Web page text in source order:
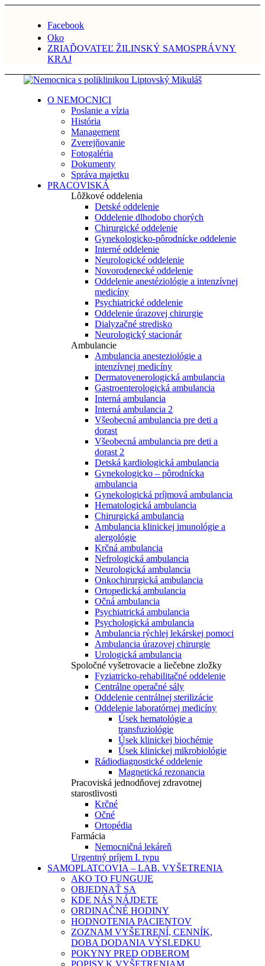
Facebook
Oko
ZRIAĎOVATEĽ ŽILINSKÝ SAMOSPRÁVNY
KRAJ
O NEMOCNICI
Poslanie a vízia
História
Management
Zverejňovanie
Fotogaléria
Dokumenty
Správa majetku
PRACOVISKÁ
Lôžkové oddelenia
Detské oddelenie
Oddelenie dlhodobo chorých
Chirurgické oddelenie
Gynekologicko-pôrodnícke oddelenie
Interné oddelenie
Neurologické oddelenie
Novorodenecké oddelenie
Oddelenie anestéziológie a intenzívnej
medicíny
Psychiatrické oddelenie
Oddelenie úrazovej chirurgie
Dialyzačné stredisko
Neurologický stacionár
Ambulancie
Ambulancia anesteziológie a
intenzívnej medicíny
Dermatovenerologická ambulancia
Gastroenterologická ambulancia
Interná ambulancia
Interná ambulancia 2
Všeobecná ambulancia pre deti a
dorast
Všeobecná ambulancia pre deti a
dorast 2
Detská kardiologická ambulancia
Gynekologicko – pôrodnícka
ambulancia
Gynekologická príjmová ambulancia
Hematologická ambulancia
Chirurgická ambulancia
Ambulancia klinickej imunológie a
alergológie
Krčná ambulancia
Nefrologická ambulancia
Neurologická ambulancia
Onkochirurgická ambulancia
Ortopedická ambulancia
Očná ambulancia
Psychiatrická ambulancia
Psychologická ambulancia
Ambulancia rýchlej lekárskej pomoci
Ambulancia úrazovej chirurgie
Urologická ambulancia
Spoločné vyšetrovacie a liečebne zložky
Fyziatricko-rehabilitačné oddelenie
Centrálne operačné sály
Oddelenie centrálnej sterilizácie
Oddelenie laboratórnej medicíny
Úsek hematológie a
transfuziológie
Úsek klinickej biochémie
Úsek klinickej mikrobiológie
Rádiodiagnostické oddelenie
Magnetická rezonancia
Pracoviská jednodňovej zdravotnej
starostlivosti
Krčné
Očné
Ortopédia
Farmácia
Nemocničná lekáreň
Urgentný príjem I. typu
SAMOPLATCOVIA – LAB. VYŠETRENIA
AKO TO FUNGUJE
OBJEDNAŤ SA
KDE NÁS NÁJDETE
ORDINAČNÉ HODINY
HODNOTENIA PACIENTOV
ZOZNAM VYŠETRENÍ, CENNÍK,
DOBA DODANIA VÝSLEDKU
POKYNY PRED ODBEROM
POPISY K VYŠETRENIAM